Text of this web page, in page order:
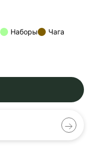
Наборы Чага